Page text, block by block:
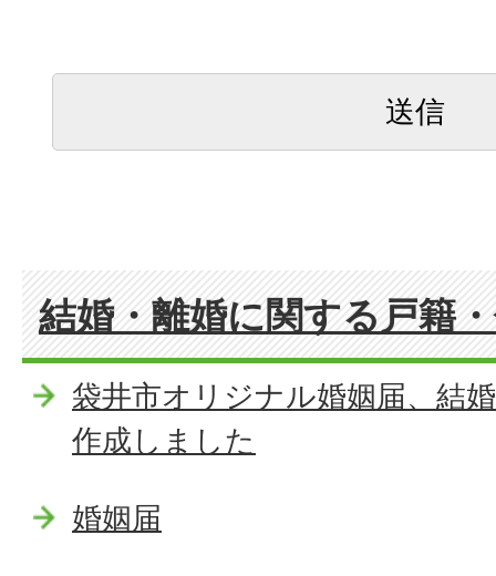
結婚・離婚に関する戸籍
袋井市オリジナル婚姻届、結
作成しました
婚姻届